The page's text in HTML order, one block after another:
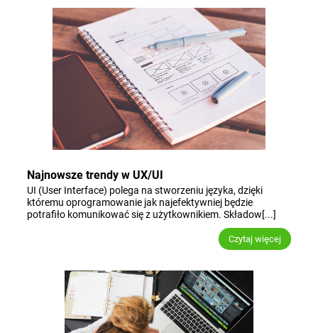
Najnowsze trendy w UX/UI
UI (User Interface) polega na stworzeniu języka, dzięki
któremu oprogramowanie jak najefektywniej będzie
potrafiło komunikować się z użytkownikiem. Składow[...]
Czytaj więcej